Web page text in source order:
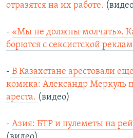
отразятся на их работе.
- «Мы не должны молчать».
борются с сексистской
- В Казахстане арестовали
комика: Александр Меркуль
ареста. (видео)
- Азия: БТР и пулеметы на